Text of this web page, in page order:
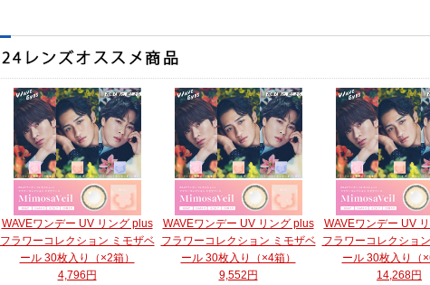
WAVEワンデー UV リング plus
フラワーコレクション ミモザベ
ール 30枚入り（×2箱）
4,796円
WAVEワンデー UV リング plus
フラワーコレクション ミモザベ
ール 30枚入り（×4箱）
9,552円
WAVEワンデー UV
フラワーコレクショ
ール 30枚入り（
14,268円